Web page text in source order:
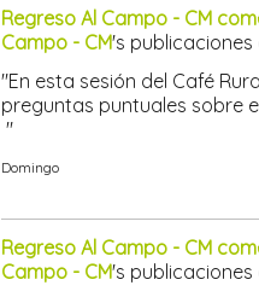
Regreso Al Campo - CM
Campo - CM's publicaciones
"En esta sesión del Café
preguntas puntuales sobre
"
Domingo
Regreso Al Campo - CM
Campo - CM's publicaciones